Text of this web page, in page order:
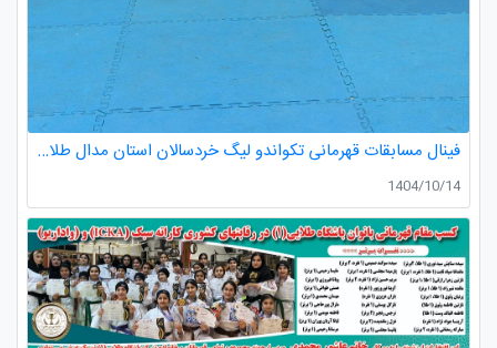
فینال مسابقات قهرمانی تکواندو لیگ خردسالان استان مدال طلا صدرا ظفری از باشگاه طلایی به مربیگری استاد عسکری مربی ارزنده باشگاه
1404/10/14